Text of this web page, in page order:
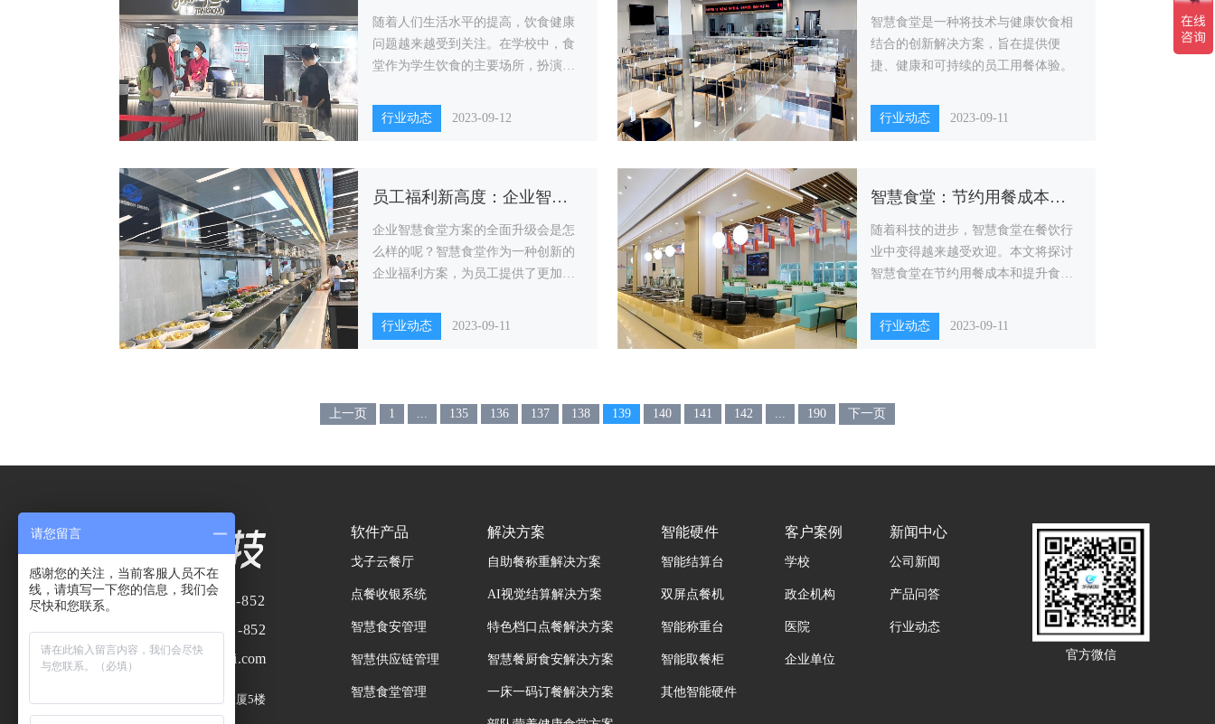
随着人们生活水平的提高，饮食健康
问题越来越受到关注。在学校中，食
堂作为学生饮食的主要场所，扮演着
行业动态 2023-09-12
智慧食堂是一种将技术与健康饮食相
结合的创新解决方案，旨在提供便
捷、健康和可持续的员工用餐体验。
行业动态 2023-09-11
员工福利新高度：企业智慧食堂方案的全面升级
企业智慧食堂方案的全面升级会是怎
么样的呢？智慧食堂作为一种创新的
企业福利方案，为员工提供了更加便
行业动态 2023-09-11
智慧食堂：节约用餐成本，提升食堂经营效益
随着科技的进步，智慧食堂在餐饮行
业中变得越来越受欢迎。本文将探讨
智慧食堂在节约用餐成本和提升食堂
行业动态 2023-09-11
上一页 1 ... 135 136 137 138 139 140 141 142 ... 190 下一页
业务热线：
400-8866-852
服务热线：
400- 8866 -852
企业邮箱：
market@wggai.com
广州市番禺区嘉洲大厦5楼
软件产品
戈子云餐厅
点餐收银系统
智慧食安管理
智慧供应链管理
智慧食堂管理
解决方案
自助餐称重解决方案
AI视觉结算解决方案
特色档口点餐解决方案
智慧餐厨食安解决方案
一床一码订餐解决方案
智能硬件
智能结算台
双屏点餐机
智能称重台
智能取餐柜
其他智能硬件
客户案例
学校
政企机构
医院
企业单位
新闻中心
公司新闻
产品问答
行业动态
官方微信
请您留言
感谢您的关注，当前客服人员不在
线，请填写一下您的信息，我们会
尽快和您联系。